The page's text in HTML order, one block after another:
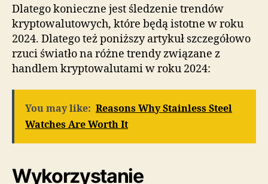
Dlatego konieczne jest śledzenie trendów
kryptowalutowych, które będą istotne w roku
2024. Dlatego też poniższy artykuł szczegółowo
rzuci światło na różne trendy związane z
handlem kryptowalutami w roku 2024:
You may like: Reasons Why Stainless Steel
Watches Are Worth It
Wykorzystanie